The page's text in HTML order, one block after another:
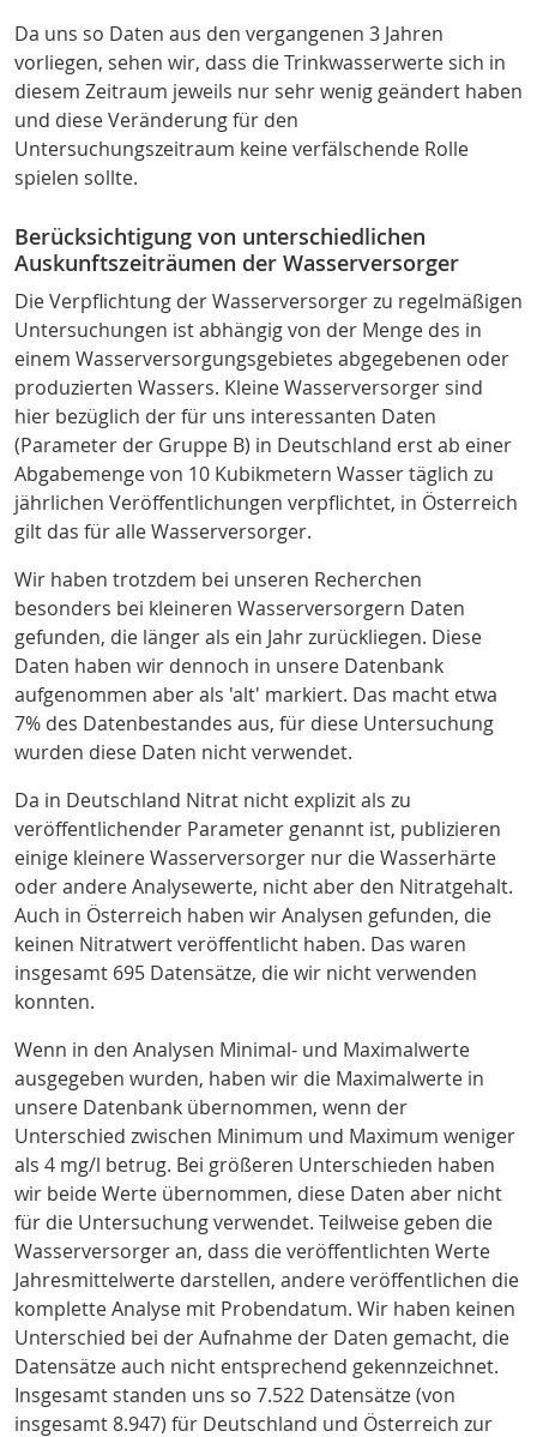
Da uns so Daten aus den vergangenen 3 Jahren
vorliegen, sehen wir, dass die Trinkwasserwerte sich in
diesem Zeitraum jeweils nur sehr wenig geändert haben
und diese Veränderung für den
Untersuchungszeitraum keine verfälschende Rolle
spielen sollte.
Berücksichtigung von unterschiedlichen
Auskunftszeiträumen der Wasserversorger
Die Verpflichtung der Wasserversorger zu regelmäßigen
Untersuchungen ist abhängig von der Menge des in
einem Wasserversorgungsgebietes abgegebenen oder
produzierten Wassers. Kleine Wasserversorger sind
hier bezüglich der für uns interessanten Daten
(Parameter der Gruppe B) in Deutschland erst ab einer
Abgabemenge von 10 Kubikmetern Wasser täglich zu
jährlichen Veröffentlichungen verpflichtet, in Österreich
gilt das für alle Wasserversorger.
Wir haben trotzdem bei unseren Recherchen
besonders bei kleineren Wasserversorgern Daten
gefunden, die länger als ein Jahr zurückliegen. Diese
Daten haben wir dennoch in unsere Datenbank
aufgenommen aber als 'alt' markiert. Das macht etwa
7% des Datenbestandes aus, für diese Untersuchung
wurden diese Daten nicht verwendet.
Da in Deutschland Nitrat nicht explizit als zu
veröffentlichender Parameter genannt ist, publizieren
einige kleinere Wasserversorger nur die Wasserhärte
oder andere Analysewerte, nicht aber den Nitratgehalt.
Auch in Österreich haben wir Analysen gefunden, die
keinen Nitratwert veröffentlicht haben. Das waren
insgesamt 695 Datensätze, die wir nicht verwenden
konnten.
Wenn in den Analysen Minimal- und Maximalwerte
ausgegeben wurden, haben wir die Maximalwerte in
unsere Datenbank übernommen, wenn der
Unterschied zwischen Minimum und Maximum weniger
als 4 mg/l betrug. Bei größeren Unterschieden haben
wir beide Werte übernommen, diese Daten aber nicht
für die Untersuchung verwendet. Teilweise geben die
Wasserversorger an, dass die veröffentlichten Werte
Jahresmittelwerte darstellen, andere veröffentlichen die
komplette Analyse mit Probendatum. Wir haben keinen
Unterschied bei der Aufnahme der Daten gemacht, die
Datensätze auch nicht entsprechend gekennzeichnet.
Insgesamt standen uns so 7.522 Datensätze (von
insgesamt 8.947) für Deutschland und Österreich zur